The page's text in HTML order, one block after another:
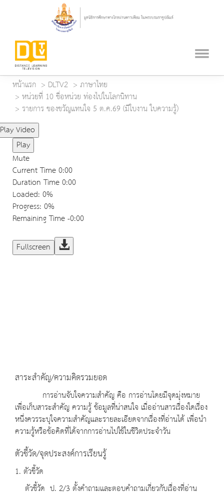
หน้าแรก DLTV2
ภาษาไทย
หน่วยที่ 10 ชื่อหน่วย ท่องไปในโลกนิทาน
รายการ ของขวัญแทนใจ 5 ต.ค.69 (มีใบงาน ใบความรู้)
Play Video
Play
Mute
Current Time0:00
Duration Time0:00
Loaded: 0%
Progress: 0%
Remaining Time-0:00
Fullscreen
สาระสำคัญ/ความคิดรวมยอด
การอ่านจับใจความสำคัญ คือ การอ่านโดยมีจุดมุ่งหมาย
เพื่อเก็บสาระสำคัญ ความรู้ ข้อมูลที่น่าสนใจ เมื่ออ่านสารเรื่องใดเรื่อง
หนึ่งควรระบุใจความสำคัญและรายละเอียดจากเรื่องที่อ่านได้ เพื่อนำ
ความรู้หรือข้อคิดที่ได้จากการอ่านไปใช้ในชีวิตประจำวัน
ตัวชี้วัด/จุดประสงค์การเรียนรู้
1. ตัวชี้วัด
ตัวชี้วัด ป. 2/3 ตั้งคำถามและตอบคำถามเกี่ยวกับเรื่องที่อ่าน